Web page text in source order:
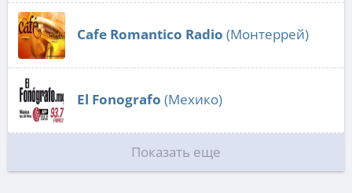
Cafe Romantico Radio (Монтеррей)
El Fonografo (Мехико)
Показать еще